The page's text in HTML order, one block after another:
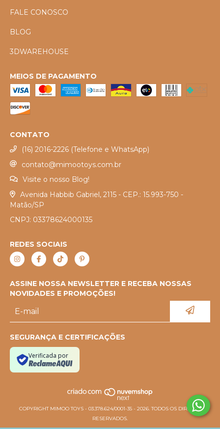
FALE CONOSCO
BLOG
3DWAREHOUSE
MEIOS DE PAGAMENTO
CONTATO
(16) 2016-2226 (Telefone e WhatsApp)
contato@mimootoys.com.br
Visite o nosso Blog!
Avenida Habbib Gabriel, 2115 - CEP.: 15.993-750 -
Matão/SP
CNPJ: 03378624000135
REDES SOCIAIS
ASSINE NOSSA NEWSLETTER E RECEBA NOSSAS
NOVIDADES E PROMOÇÕES!
SEGURANÇA E CERTIFICAÇÕES
Verificada por
COPYRIGHT MIMOO TOYS - 03.378.624/0001-35 - 2026. TODOS OS DIREITOS
RESERVADOS.